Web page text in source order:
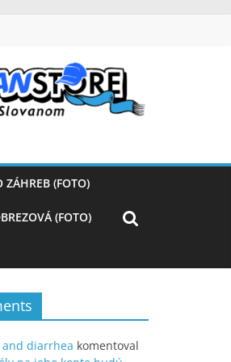
(FOTO)
(FOTO)
diarrhea komentoval